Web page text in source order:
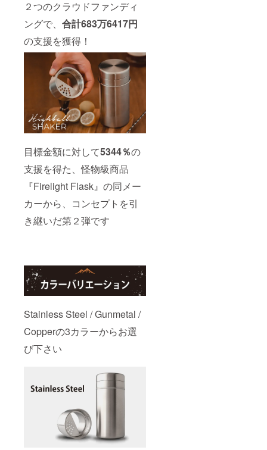
２つのクラウドファンディ
ングで、 合計683万6417円
の支援を獲得！
目標金額に対して5344％の
支援を得た、怪物級商品
『Firelight Flask』の同メー
カーから、コンセプトを引
き継いだ第２弾です
Stainless Steel / Gunmetal /
Copperの3カラーからお選
び下さい